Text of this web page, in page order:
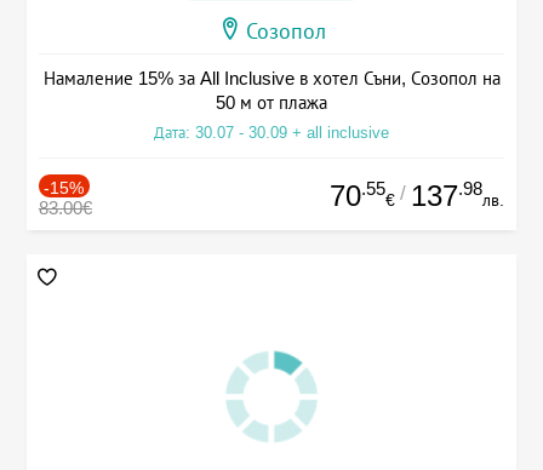
Созопол
Намаление 15% за All Inclusive в хотел Съни, Созопол на
50 м от плажа
Дата: 30.07 - 30.09 + all inclusive
-15%
83.00€ 70.55
€ / 137.98
лв.